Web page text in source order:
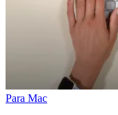
Para Mac